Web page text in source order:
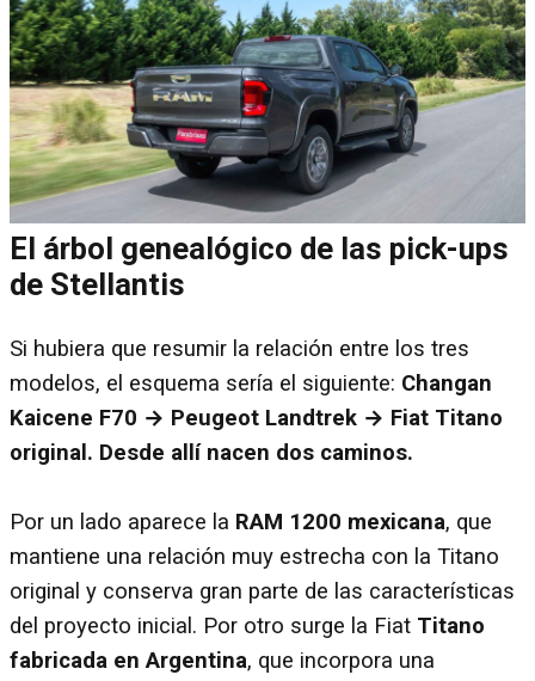
El árbol genealógico de las pick-ups
de Stellantis
Si hubiera que resumir la relación entre los tres
modelos, el esquema sería el siguiente: Changan
Kaicene F70 → Peugeot Landtrek → Fiat Titano
original. Desde allí nacen dos caminos.
Por un lado aparece la RAM 1200 mexicana, que
mantiene una relación muy estrecha con la Titano
original y conserva gran parte de las características
del proyecto inicial. Por otro surge la Fiat Titano
fabricada en Argentina, que incorpora una